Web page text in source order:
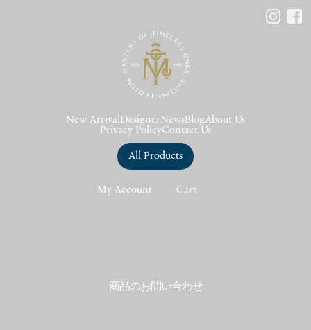
New Arrival DesignerNews BlogAbout Us
Privacy PolicyContact Us
All Products
My Account Cart
商品のお問い合わせ